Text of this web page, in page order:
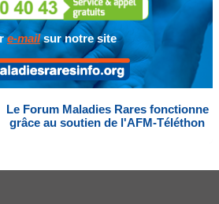
e-mailsur notre site
Le Forum Maladies Rares fonctionne
grâce au soutien de l'AFM-Téléthon